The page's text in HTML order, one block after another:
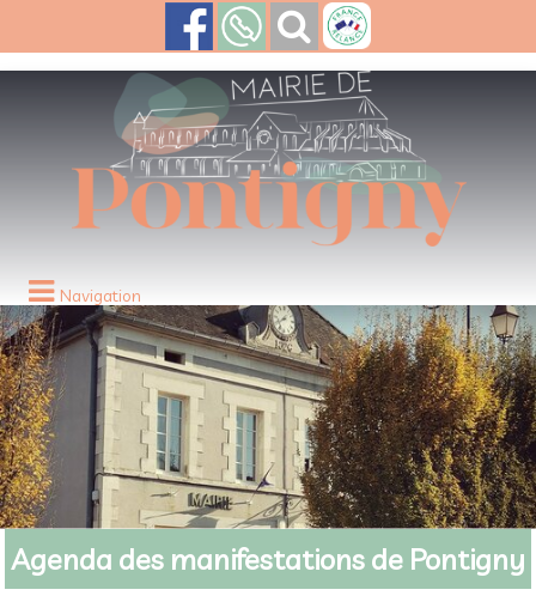
Navigation
Agenda des manifestations de Pontigny